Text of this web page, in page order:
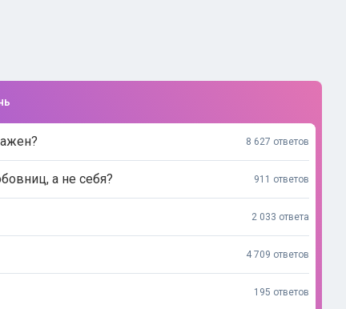
8 627 ответов
а не себя? 911 ответов
2 033 ответа
4 709 ответов
195 ответов